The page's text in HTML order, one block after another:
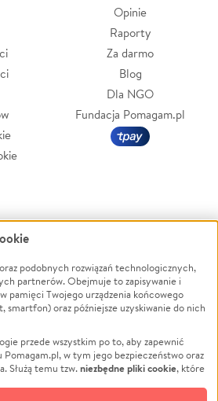
Opinie
Raporty
Za darmo
Blog
Dla NGO
Fundacja Pomagam.pl
Powódź
Wichura
NGO
Edukacja
Podróż
Impreza
podobnych rozwiązań technologicznych,
partnerów. Obejmuje to zapisywanie i
pamięci Twojego urządzenia końcowego
smartfon) oraz późniejsze uzyskiwanie do nich
przede wszystkim po to, aby zapewnić
Pomagam.pl, w tym jego bezpieczeństwo oraz
Służą temu tzw.niezbędne pliki cookie, które